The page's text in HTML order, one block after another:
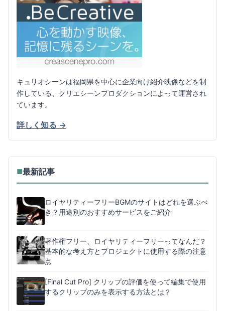
キュリオシーンは福岡県を中心に企業向け紹介映像などを制
作している、クリエシーンプロダクションによって運営され
ています。
詳しく知る →
■最新記事
ロイヤリティーフリーBGMのサイトはどれを選ぶべ
き？用途別のおすすめサービスをご紹介
著作権フリー、ロイヤリティーフリーってなんだ？
基本的な考え方とプロジェクトに使用する際の注意
点
[Final Cut Pro] クリップの評価を使って編集で使用
するクリップのみを表示する方法とは？